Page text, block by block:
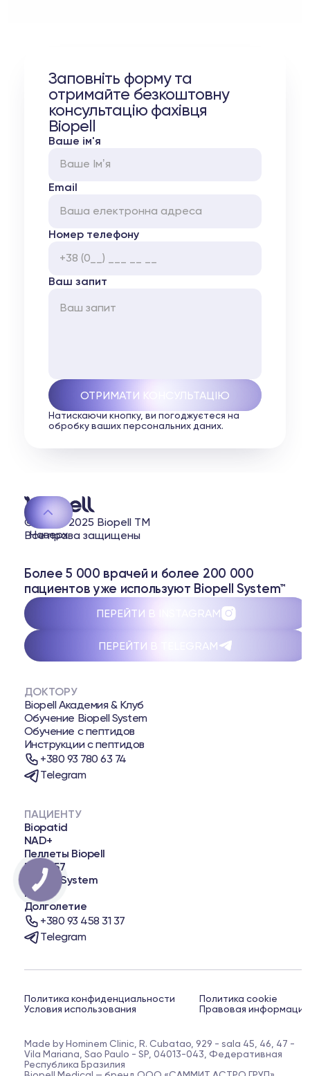
Заповніть форму та
отримайте безкоштовну
консультацію фахівця
Biopell
Ваше ім'я
Email
Номер телефону
Ваш запит
Натискаючи кнопку, ви погоджуєтеся на
обробку ваших персональних даних.
© 2020-2025 Biopell TM
Все права защищены
ДОКТОРУ
Biopell Академия & Клуб
Обучение Biopell System
Обучение с пептидов
Инструкции с пептидов
+380 93 780 63 74
Telegram
ПАЦИЕНТУ
Biopatid
NAD+
Пеллеты Biopell
BPC-157
Biopell System
KLOW
Долголетие
+380 93 458 31 37
Telegram
Более 5 000 врачей и более 200 000
пациентов уже используют Biopell System™
ПЕРЕЙТИ В INSTAGRAM
ПЕРЕЙТИ В TELEGRAM
Made by Hominem Clinic, R. Cubatao, 929 - sala 45, 46, 47 -
Vila Mariana, Sao Paulo - SP, 04013-043, Федеративная
Республика Бразилия
Политика конфиденциальности
Условия использования
Политика cookie
Правовая информация
Наверх